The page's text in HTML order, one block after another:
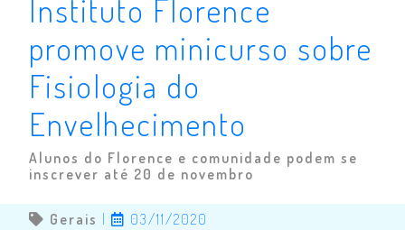
Instituto Florence
promove minicurso sobre
Fisiologia do
Envelhecimento
Alunos do Florence e comunidade podem se
inscrever até 20 de novembro
Gerais 03/11/2020